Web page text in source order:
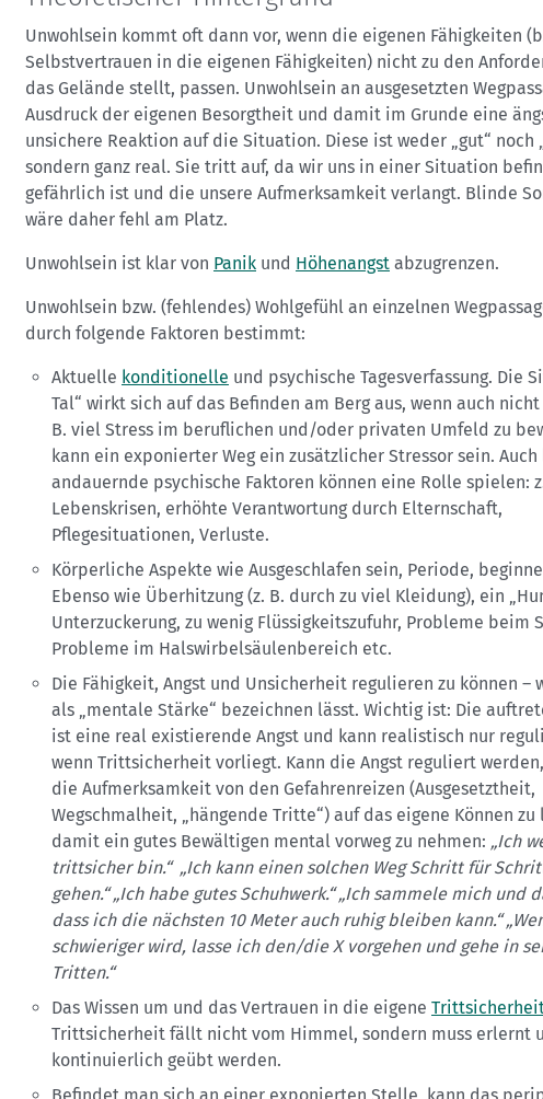
Unwohlsein kommt oft dann vor, wenn die eigenen Fähigkeiten
Selbstvertrauen in die eigenen Fähigkeiten) nicht zu den
das Gelände stellt, passen. Unwohlsein an ausgesetzten
Ausdruck der eigenen Besorgtheit und damit im Grunde eine
unsichere Reaktion auf die Situation. Diese ist weder „gut“ noch
sondern ganz real. Sie tritt auf, da wir uns in einer Situation
gefährlich ist und die unsere Aufmerksamkeit verlangt. Blinde
wäre daher fehl am Platz.
Unwohlsein ist klar von Panik und Höhenangst abzugrenzen.
Unwohlsein bzw. (fehlendes) Wohlgefühl an einzelnen
durch folgende Faktoren bestimmt:
Aktuelle konditionelle und psychische Tagesverfassung. Die
Tal“ wirkt sich auf das Befinden am Berg aus, wenn auch nicht
B. viel Stress im beruflichen und/oder privaten Umfeld zu
kann ein exponierter Weg ein zusätzlicher Stressor sein. Auch
andauernde psychische Faktoren können eine Rolle spielen:
Lebenskrisen, erhöhte Verantwortung durch Elternschaft,
Pflegesituationen, Verluste.
Körperliche Aspekte wie Ausgeschlafen sein, Periode,
Ebenso wie Überhitzung (z. B. durch zu viel Kleidung), ein
Unterzuckerung, zu wenig Flüssigkeitszufuhr, Probleme beim
Probleme im Halswirbelsäulenbereich etc.
Die Fähigkeit, Angst und Unsicherheit regulieren zu können –
als „mentale Stärke“ bezeichnen lässt. Wichtig ist: Die
ist eine real existierende Angst und kann realistisch nur
wenn Trittsicherheit vorliegt. Kann die Angst reguliert
die Aufmerksamkeit von den Gefahrenreizen (Ausgesetztheit,
Wegschmalheit, „hängende Tritte“) auf das eigene Können zu
damit ein gutes Bewältigen mental vorweg zu nehmen: „Ich
trittsicher bin.“ „Ich kann einen solchen Weg Schritt für
gehen.“ „Ich habe gutes Schuhwerk.“ „Ich sammele mich und
dass ich die nächsten 10 Meter auch ruhig bleiben kann.“
schwieriger wird, lasse ich den/die X vorgehen und gehe in
Tritten.“
Das Wissen um und das Vertrauen in die eigene
Trittsicherheit fällt nicht vom Himmel, sondern muss erlernt
kontinuierlich geübt werden.